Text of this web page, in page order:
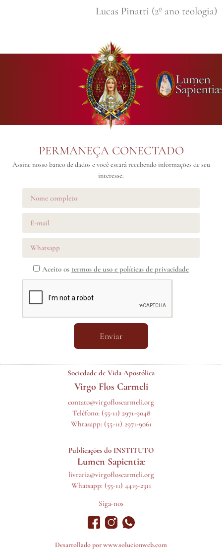
Lucas Pinatti (2º ano teologia)
PERMANEÇA CONECTADO
Assine nosso banco de dados e você estará recebendo informações de seu
interesse.
Aceito os termos de uso e políticas de privacidade
Enviar
Sociedade de Vida Apostólica
Virgo Flos Carmeli
contato@virgofloscarmeli.org
Teléfono: (55-11) 2971-9048
Whtasapp: (55-11) 2971-9061
Publicações do INSTITUTO
Lumen Sapientiæ
livraria@virgofloscarmeli.org
Whatsapp: (55-11) 4419-2311
Siga-nos
Desarrollado porwww.solucionweb.com